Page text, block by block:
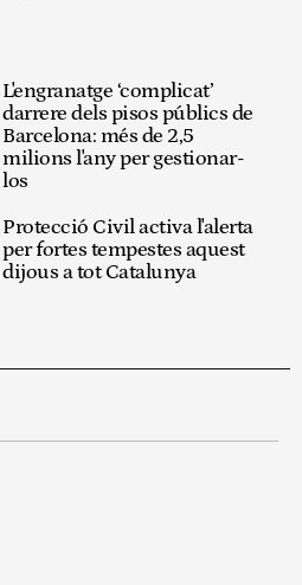
L'engranatge ‘complicat’
darrere dels pisos públics de
Barcelona: més de 2,5
milions l'any per gestionar-
los
Protecció Civil activa l'alerta
per fortes tempestes aquest
dijous a tot Catalunya